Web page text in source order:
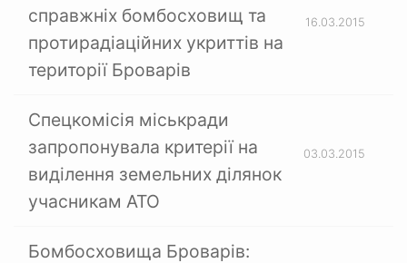
справжніх бомбосховищ та
протирадіаційних укриттів на
території Броварів
16.03.2015
Спецкомісія міськради
запропонувала критерії на
виділення земельних ділянок
учасникам АТО
03.03.2015
Бомбосховища Броварів: